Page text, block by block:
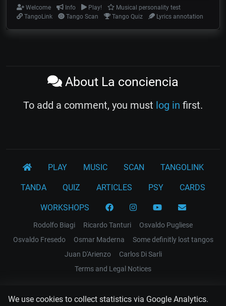
We use cookies to collect statistics via Google Analytics.
Welcome Info Play!
Musical personality test
TangoLink
Tango Scan Tango Quiz Lyrics annotation
About La conciencia
To add a comment, you must log in first.
PLAY MUSIC SCAN TANGOLINK
TANDA QUIZ ARTICLES PSY CARDS
WORKSHOPS
Rodolfo Biagi Ricardo Tanturi
Osvaldo Pugliese
Osvaldo Fresedo
Osmar Maderna
Some definitly lost tangos
Juan D'Arienzo
Carlos Di Sarli
Terms and Legal Notices
EL RECODO TANGO